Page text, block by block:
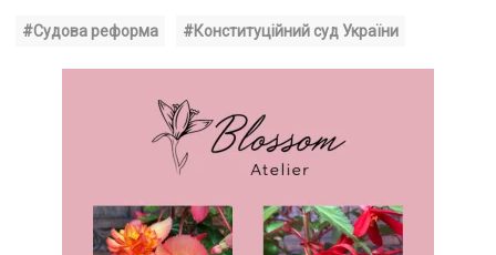
#Судова реформа #Конституційний суд України